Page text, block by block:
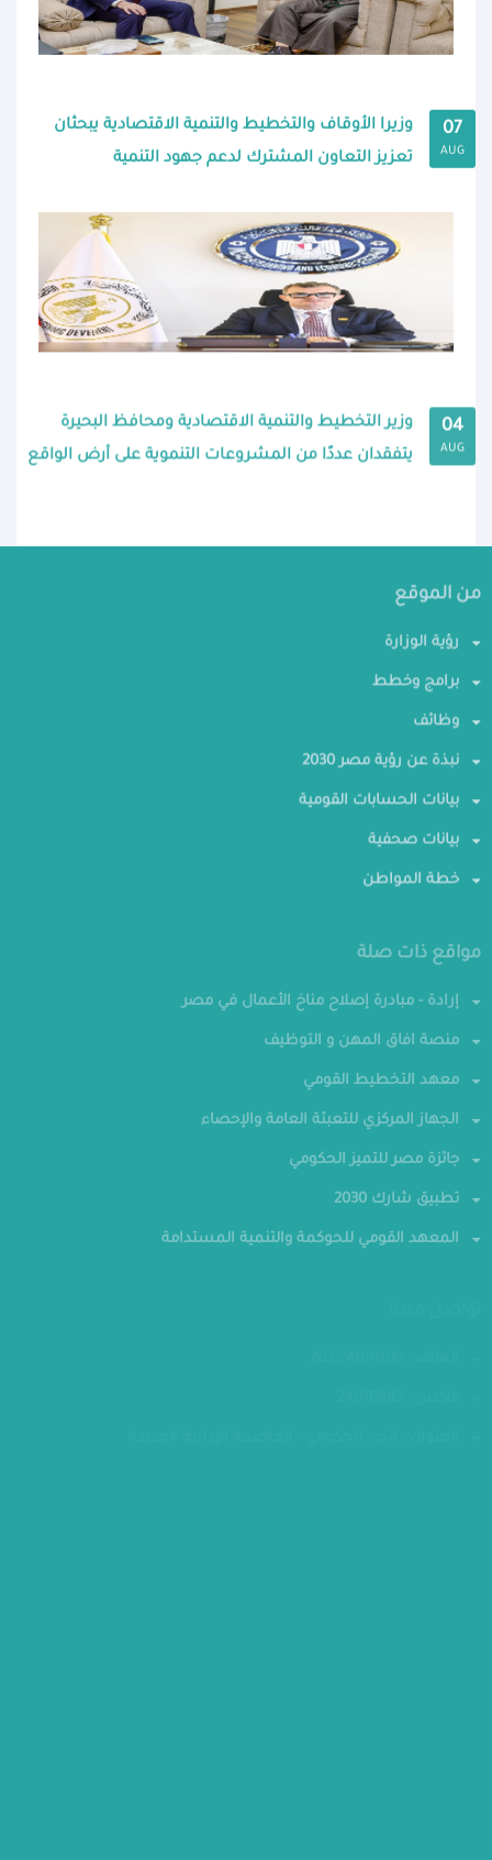
07
AUG
وزيرا الأوقاف والتخطيط والتنمية الاقتصادية يبحثان
تعزيز التعاون المشترك لدعم جهود التنمية
04
AUG
وزير التخطيط والتنمية الاقتصادية ومحافظ البحيرة
يتفقدان عددًا من المشروعات التنموية على أرض الواقع
من الموقع
رؤية الوزارة
برامج وخطط
وظائف
نبذة عن رؤية مصر 2030
بيانات الحسابات القومية
بيانات صحفية
خطة المواطن
مواقع ذات صلة
إرادة - مبادرة إصلاح مناخ الأعمال في مصر
معهد التخطيط القومي
الجهاز المركزي للتعبئة العامة والإحصاء
جائزة مصر للتميز الحكومي
المعهد القومي للحوكمة والتنمية المستدامة